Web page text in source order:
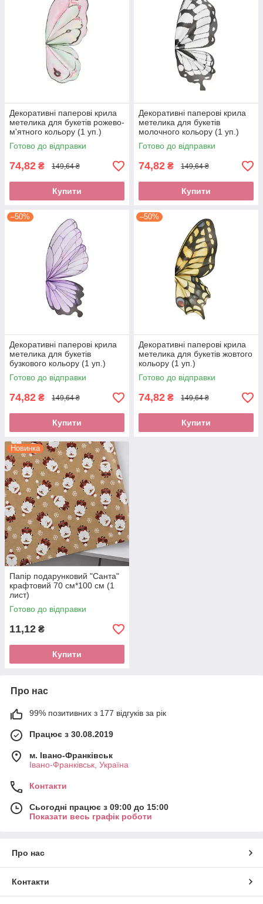
Декоративні паперові крила
метелика для букетів рожево-
м'ятного кольору (1 уп.)
Готово до відправки
74,82 ₴ 149,64 ₴
Купити
Декоративні паперові крила
метелика для букетів
молочного кольору (1 уп.)
Готово до відправки
74,82 ₴ 149,64 ₴
Купити
–50%
Декоративні паперові крила
метелика для букетів
бузкового кольору (1 уп.)
Готово до відправки
74,82 ₴ 149,64 ₴
Купити
–50%
Декоративні паперові крила
метелика для букетів жовтого
кольору (1 уп.)
Готово до відправки
74,82 ₴ 149,64 ₴
Купити
Новинка
Папір подарунковий "Санта"
крафтовий 70 см*100 см (1
лист)
Готово до відправки
11,12 ₴
Купити
Про нас
99% позитивних з 177 відгуків за рік
Працює з 30.08.2019
м. Івано-Франківськ
Івано-Франківськ, Україна
Контакти
Сьогодні працює з 09:00 до 15:00
Показати весь графік роботи
Про нас
Контакти